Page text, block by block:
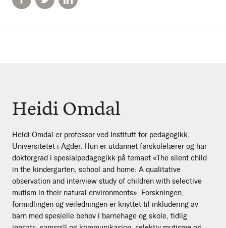
Heidi Omdal
Heidi Omdal er professor ved Institutt for pedagogikk,
Universitetet i Agder. Hun er utdannet førskolelærer og har
doktorgrad i spesialpedagogikk på temaet «The silent child
in the kindergarten, school and home: A qualitative
observation and interview study of children with selective
mutism in their natural environments». Forskningen,
formidlingen og veiledningen er knyttet til inkludering av
barn med spesielle behov i barnehage og skole, tidlig